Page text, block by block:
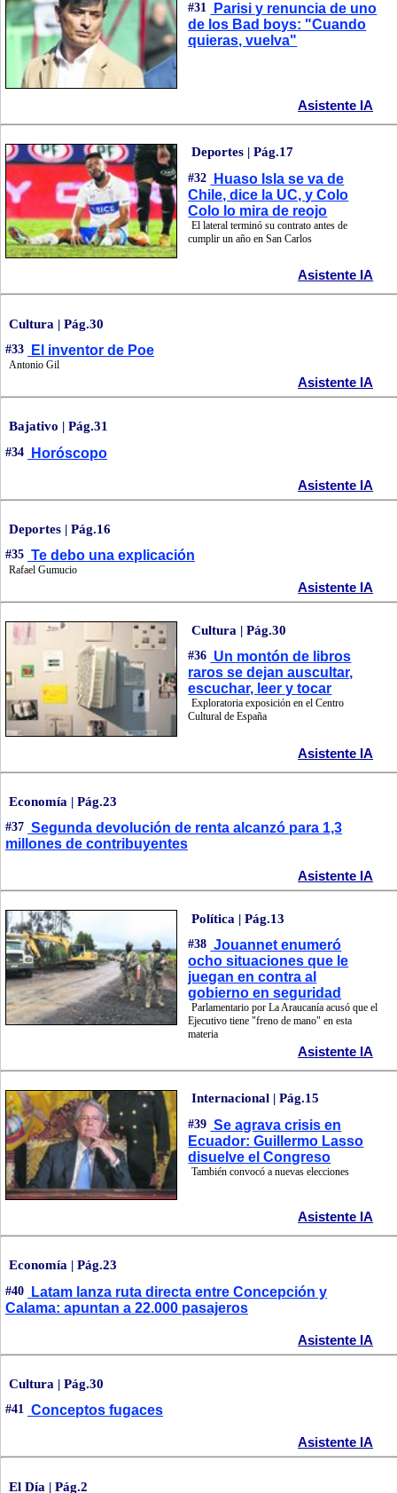
#31
Parisi y renuncia de uno
de los Bad boys: "Cuando
quieras, vuelva"
Asistente IA
Deportes | Pág.17
#32
Huaso Isla se va de
Chile, dice la UC, y Colo
Colo lo mira de reojo
El lateral terminó su contrato antes de
cumplir un año en San Carlos
Asistente IA
Cultura | Pág.30
#33 El inventor de Poe
Antonio Gil
Asistente IA
Bajativo | Pág.31
#34 Horóscopo
Asistente IA
Deportes | Pág.16
#35 Te debo una explicación
Rafael Gumucio
Asistente IA
Cultura | Pág.30
#36 Un montón de libros
raros se dejan auscultar,
escuchar, leer y tocar
Exploratoria exposición en el Centro
Cultural de España
Asistente IA
Economía | Pág.23
#37 Segunda devolución de renta alcanzó para 1,3
millones de contribuyentes
Asistente IA
Política | Pág.13
#38 Jouannet enumeró
ocho situaciones que le
juegan en contra al
gobierno en seguridad
Parlamentario por La Araucanía acusó que el
Ejecutivo tiene "freno de mano" en esta
materia
Asistente IA
Internacional | Pág.15
#39 Se agrava crisis en
Ecuador: Guillermo Lasso
disuelve el Congreso
También convocó a nuevas elecciones
Asistente IA
Economía | Pág.23
#40
Latam lanza ruta directa entre Concepción y
Calama: apuntan a 22.000 pasajeros
Asistente IA
Cultura | Pág.30
#41 Conceptos fugaces
Asistente IA
El Día | Pág.2